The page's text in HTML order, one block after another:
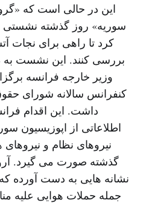
این در حالی است که
سوریه» روز گذشته نشستی
کرد تا راهی برای نجات
بررسی کنند. این نشست
وزیر خارجه فرانسه
کنفرانس سالانه شورای
داشت. این اقدام
اطلاعاتی از اپوزیسیون
نیروهای نظام و
گذشته صورت می گیرد.
نشانه هایی به دست آورده
جمله حملات هوایی علیه